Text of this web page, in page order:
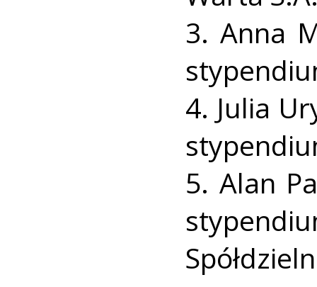
3. Anna
4. Julia
5. Alan